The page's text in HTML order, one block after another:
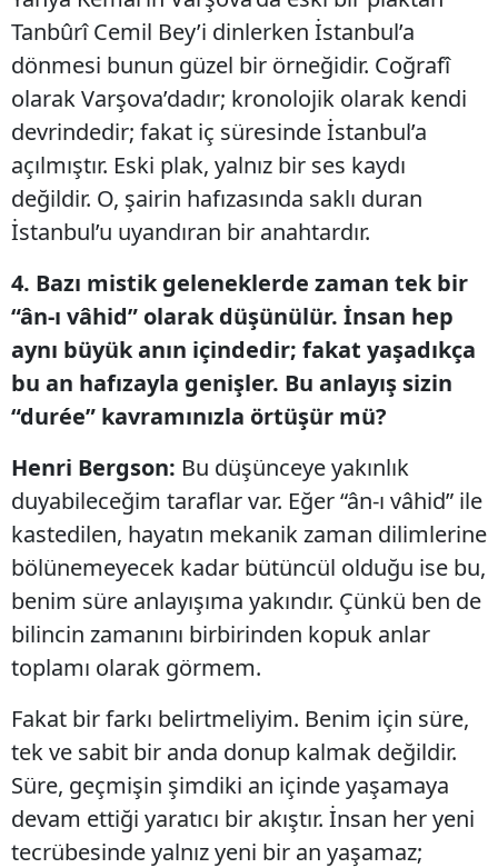
Tanbûrî Cemil Bey’i dinlerken İstanbul’a
dönmesi bunun güzel bir örneğidir. Coğrafî
olarak Varşova’dadır; kronolojik olarak kendi
devrindedir; fakat iç süresinde İstanbul’a
açılmıştır. Eski plak, yalnız bir ses kaydı
değildir. O, şairin hafızasında saklı duran
İstanbul’u uyandıran bir anahtardır.
4. Bazı mistik geleneklerde zaman tek bir
“ân-ı vâhid” olarak düşünülür. İnsan hep
aynı büyük anın içindedir; fakat yaşadıkça
bu an hafızayla genişler. Bu anlayış sizin
“durée” kavramınızla örtüşür mü?
Henri Bergson: Bu düşünceye yakınlık
duyabileceğim taraflar var. Eğer “ân-ı vâhid” ile
kastedilen, hayatın mekanik zaman dilimlerine
bölünemeyecek kadar bütüncül olduğu ise bu,
benim süre anlayışıma yakındır. Çünkü ben de
bilincin zamanını birbirinden kopuk anlar
toplamı olarak görmem.
Fakat bir farkı belirtmeliyim. Benim için süre,
tek ve sabit bir anda donup kalmak değildir.
Süre, geçmişin şimdiki an içinde yaşamaya
devam ettiği yaratıcı bir akıştır. İnsan her yeni
tecrübesinde yalnız yeni bir an yaşamaz;